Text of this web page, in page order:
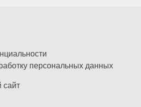
персональных данных
сайт